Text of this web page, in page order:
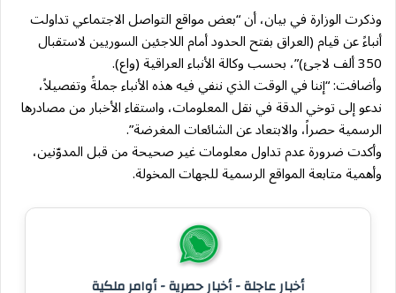
وذكرت الوزارة في بيان، أن “بعض مواقع التواصل الاجتماعي تداولت
أنباءً عن قيام (العراق بفتح الحدود أمام اللاجئين السوريين لاستقبال
350 ألف لاجئ)”، بحسب وكالة الأنباء العراقية (واع).
وأضافت: “إننا في الوقت الذي ننفي فيه هذه الأنباء جملةً وتفصيلاً،
ندعو إلى توخي الدقة في نقل المعلومات، واستقاء الأخبار من مصادرها
الرسمية حصراً، والابتعاد عن الشائعات المغرضة”.
وأكدت ضرورة عدم تداول معلومات غير صحيحة من قبل المدوّنين،
وأهمية متابعة المواقع الرسمية للجهات المخولة.
أخبار عاجلة - أخبار حصرية - أوامر ملكية